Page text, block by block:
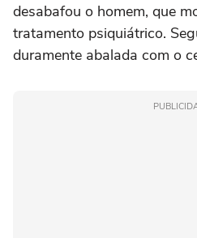
desabafou o homem, que
tratamento psiquiátrico.
duramente abalada com o